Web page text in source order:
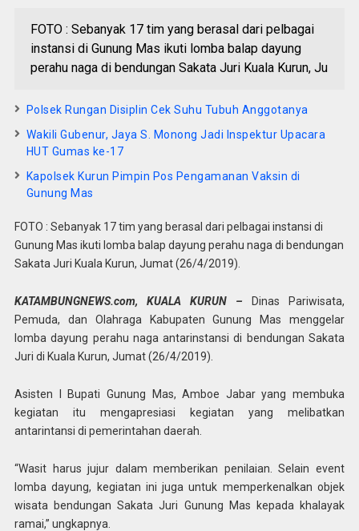
FOTO : Sebanyak 17 tim yang berasal dari pelbagai
instansi di Gunung Mas ikuti lomba balap dayung
perahu naga di bendungan Sakata Juri Kuala Kurun, Ju
Polsek Rungan Disiplin Cek Suhu Tubuh Anggotanya
Wakili Gubenur, Jaya S. Monong Jadi Inspektur Upacara
HUT Gumas ke-17
Kapolsek Kurun Pimpin Pos Pengamanan Vaksin di
Gunung Mas
FOTO : Sebanyak 17 tim yang berasal dari pelbagai instansi di
Gunung Mas ikuti lomba balap dayung perahu naga di bendungan
Sakata Juri Kuala Kurun, Jumat (26/4/2019).
KATAMBUNGNEWS.com, KUALA KURUN –
Dinas Pariwisata,
Pemuda, dan Olahraga Kabupaten Gunung Mas menggelar
lomba dayung perahu naga antarinstansi di bendungan Sakata
Juri di Kuala Kurun, Jumat (26/4/2019).
Asisten I Bupati Gunung Mas, Amboe Jabar yang membuka
kegiatan itu mengapresiasi kegiatan yang melibatkan
antarintansi di pemerintahan daerah.
“Wasit harus jujur dalam memberikan penilaian. Selain event
lomba dayung, kegiatan ini juga untuk memperkenalkan objek
wisata bendungan Sakata Juri Gunung Mas kepada khalayak
ramai,” ungkapnya.